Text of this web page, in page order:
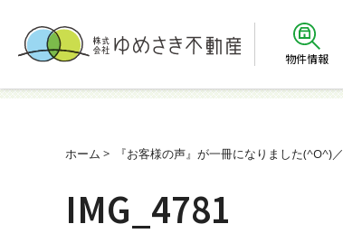
物件情報
ホーム 『お客様の声』が一冊になりました(^O^)／
IMG_4781